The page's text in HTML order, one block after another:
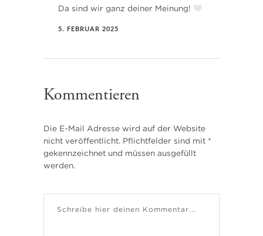
Da sind wir ganz deiner Meinung!
5. FEBRUAR 2025
Kommentieren
Die E-Mail Adresse wird auf der Website
nicht veröffentlicht. Pflichtfelder sind mit *
gekennzeichnet und müssen ausgefüllt
werden.